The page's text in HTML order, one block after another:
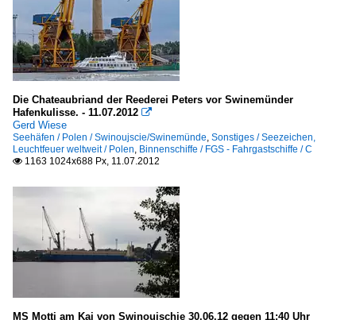
Die Chateaubriand der Reederei Peters vor Swinemünder
Hafenkulisse. - 11.07.2012 
Gerd Wiese
Seehäfen / Polen / Swinoujscie/Swinemünde Sonstiges / Seezeichen,
Leuchtfeuer weltweit / Polen Binnenschiffe / FGS - Fahrgastschiffe / C
 1163 1024x688 Px, 11.07.2012
MS Motti am Kai von Swinoujschie 30.06.12 gegen 11:40 Uhr